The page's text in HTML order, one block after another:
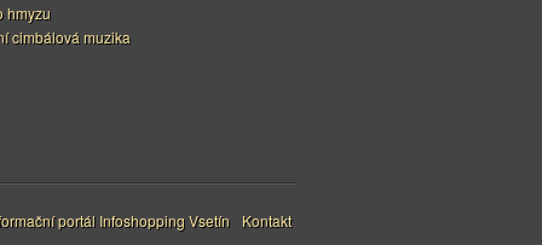
hmyzu
cimbálová muzika
portál Infoshopping Vsetín Kontakt